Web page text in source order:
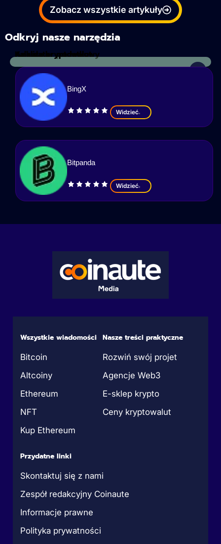
Zobacz wszystkie artykuły
Odkryj nasze narzędzia
Kalkulator podatkowy
Analiza kryptowalut
BingX
Widzieć
Bitpanda
Widzieć
Wszystkie wiadomości
Bitcoin
Altcoiny
Ethereum
NFT
Kup Ethereum
Nasze treści praktyczne
Rozwiń swój projet
Agencje Web3
E-sklep krypto
Ceny kryptowalut
Przydatne linki
Skontaktuj się z nami
Zespół redakcyjny Coinaute
Informacje prawne
Polityka prywatności